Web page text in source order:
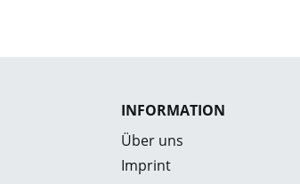
INFORMATION
Über uns
Imprint